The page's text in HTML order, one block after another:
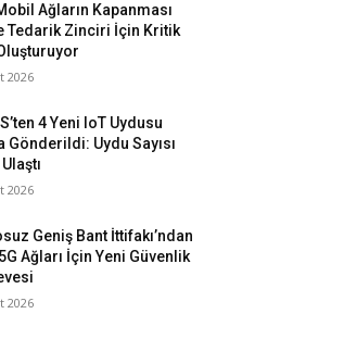
Ağların Kapanması
Tedarik Zinciri İçin Kritik
2026
4 Yeni IoT Uydusu
Gönderildi: Uydu Sayısı
2026
Geniş Bant İttifakı’ndan
Ağları İçin Yeni Güvenlik
2026